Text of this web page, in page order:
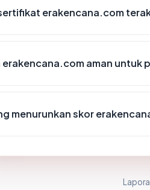
erakencana.com
erakencana.com aman untuk
menurunkan skor